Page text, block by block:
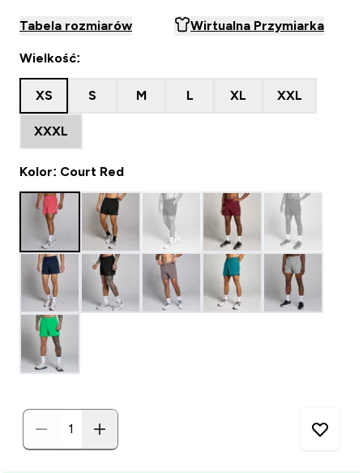
Tabela rozmiarów Wirtualna Przymiarka
Wielkość:
XS S M L XL XXL
XXXL
Kolor: Court Red